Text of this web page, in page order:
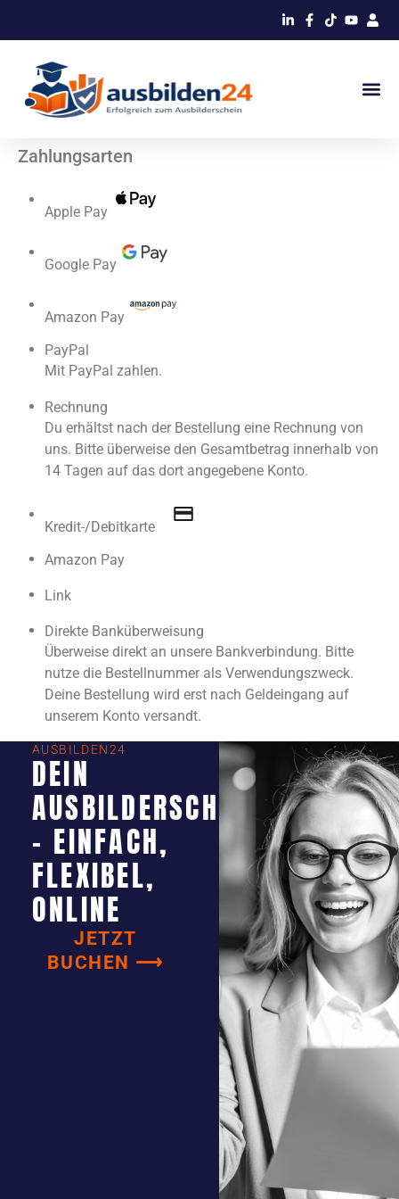
Zahlungsarten
Apple Pay
Google Pay
Amazon Pay
PayPal
Mit PayPal zahlen.
Rechnung
Du erhältst nach der Bestellung eine Rechnung von
uns. Bitte überweise den Gesamtbetrag innerhalb von
14 Tagen auf das dort angegebene Konto.
Kredit-/Debitkarte
Amazon Pay
Link
Direkte Banküberweisung
Überweise direkt an unsere Bankverbindung. Bitte
nutze die Bestellnummer als Verwendungszweck.
Deine Bestellung wird erst nach Geldeingang auf
unserem Konto versandt.
AUSBILDEN24
DEIN
AUSBILDERSCHEIN
- EINFACH,
FLEXIBEL,
ONLINE
JETZT
BUCHEN ⟶